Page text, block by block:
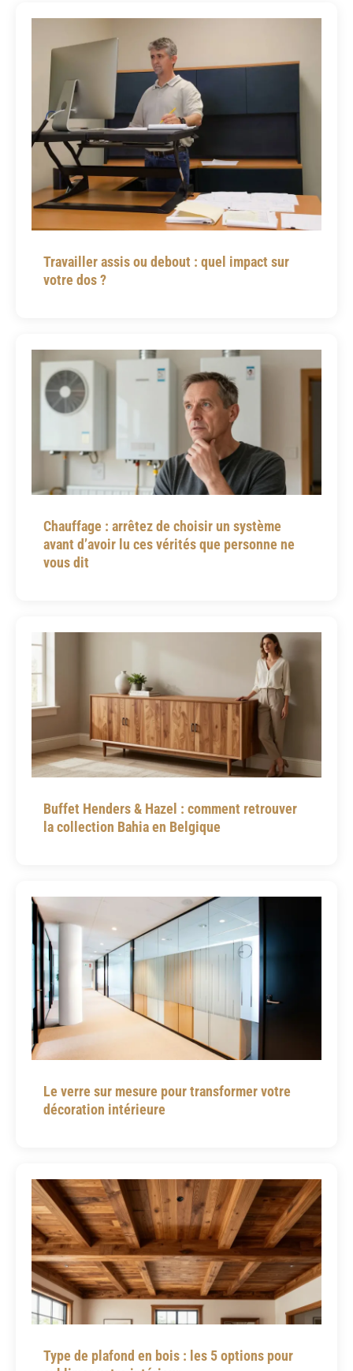
Travailler assis ou debout : quel impact sur
votre dos ?
Chauffage : arrêtez de choisir un système
avant d’avoir lu ces vérités que personne ne
vous dit
Buffet Henders & Hazel : comment retrouver
la collection Bahia en Belgique
Le verre sur mesure pour transformer votre
décoration intérieure
Type de plafond en bois : les 5 options pour